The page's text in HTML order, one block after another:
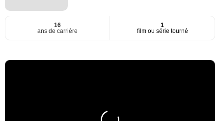
16
ans de carrière
1
film ou série tourné